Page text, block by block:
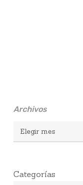
Archivos
Archivos
Categorías